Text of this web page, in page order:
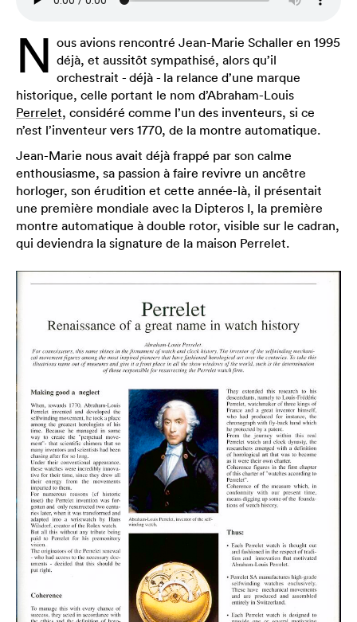
N ous avions rencontré Jean-Marie Schaller en 1995
déjà, et aussitôt sympathisé, alors qu’il
orchestrait - déjà - la relance d’une marque
historique, celle portant le nom d’Abraham-Louis
Perrelet, considéré comme l’un des inventeurs, si ce
n’est l’inventeur vers 1770, de la montre automatique.
Jean-Marie nous avait déjà frappé par son calme
enthousiasme, sa passion à faire revivre un ancêtre
horloger, son érudition et cette année-là, il présentait
une première mondiale avec la Dipteros I, la première
montre automatique à double rotor, visible sur le cadran,
qui deviendra la signature de la maison Perrelet.